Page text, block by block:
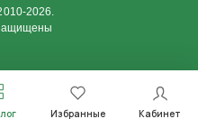
Избранные Кабинет
2026.